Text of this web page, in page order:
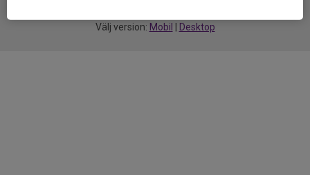
Välj version: Mobil Desktop